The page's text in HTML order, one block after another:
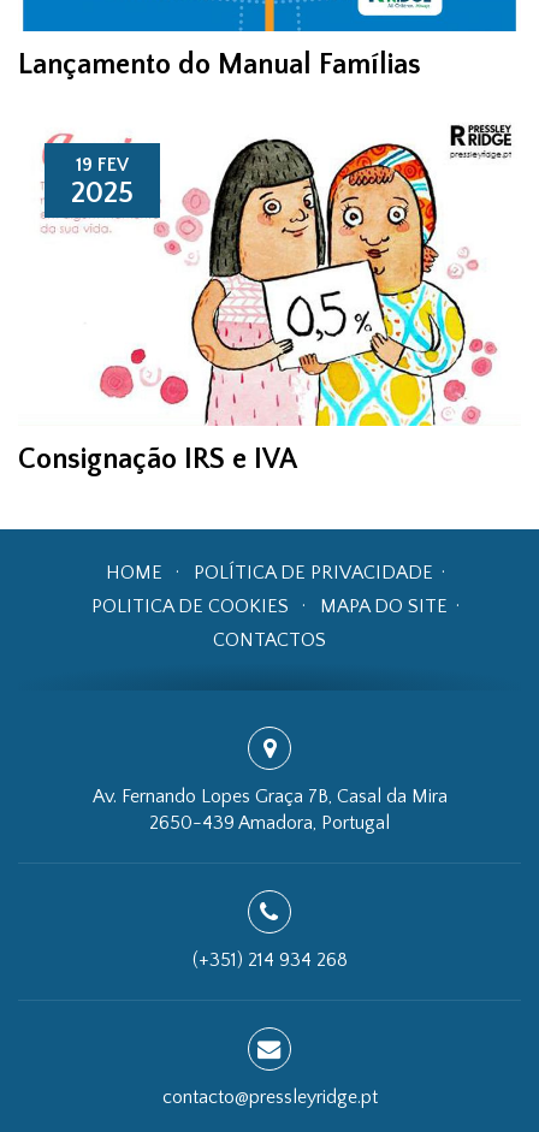
Lançamento do Manual Famílias
19 FEV
2025
Consignação IRS e IVA
HOME
POLÍTICA DE PRIVACIDADE
POLITICA DE COOKIES
MAPA DO SITE
CONTACTOS
Av. Fernando Lopes Graça 7B, Casal da Mira
2650-439 Amadora, Portugal
(+351) 214 934 268
contacto@pressleyridge.pt